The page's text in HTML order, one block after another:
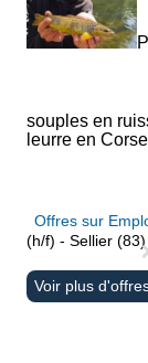
souples en
leurre en
Offres sur
(h/f) - Sellier (83)
Voir plus